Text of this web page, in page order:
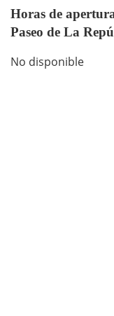
Horas de
Paseo de La
No disponible